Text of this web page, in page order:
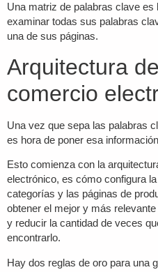
Una matriz de palabras clave
examinar todas sus palabras
una de sus páginas.
Arquitectura
comercio
Una vez que sepa las palabras
es hora de poner esa
Esto comienza con la
electrónico, es cómo configura
categorías y las páginas de
obtener el mejor y más
y reducir la cantidad de veces
encontrarlo.
Hay dos reglas de oro para una